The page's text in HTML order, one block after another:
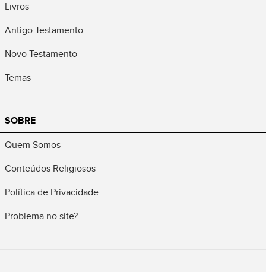
Livros
Antigo Testamento
Novo Testamento
Temas
SOBRE
Quem Somos
Conteúdos Religiosos
Política de Privacidade
Problema no site?